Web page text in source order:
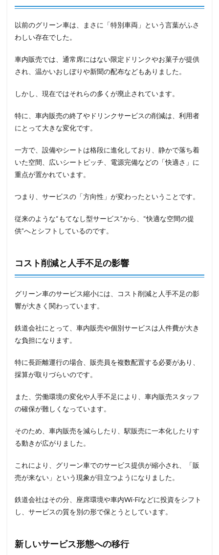
以前のグリーン車は、まさに「特別車両」という言葉がふさ
わしい存在でした。
車内販売では、通常席にはない限定ドリンクやお菓子が提供
され、温かいおしぼりや新聞の配布などもありました。
しかし、現在ではそれらの多くが廃止されています。
特に、車内販売の終了やドリンクサービスの削減は、利用者
にとって大きな変化です。
一方で、設備やシートは格段に進化しており、静かで落ち着
いた空間、広いシートピッチ、電源完備などの「快適さ」に
重点が置かれています。
つまり、サービスの「方向性」が変わったということです。
従来のような“もてなし型サービス”から、“快適な空間の提
供”へとシフトしているのです。
コスト削減と人手不足の影響
グリーン車のサービス縮小には、コスト削減と人手不足の影
響が大きく関わっています。
鉄道会社にとって、車内販売や個別サービスは人件費が大き
な負担になります。
特に長距離運行の場合、販売員を複数配置する必要があり、
採算が取りづらいのです。
また、労働環境の変化や人手不足により、車内販売スタッフ
の確保が難しくなっています。
そのため、車内販売を減らしたり、駅販売に一本化したりす
る動きが広がりました。
これにより、グリーン車でのサービス提供が縮小され、「販
売が来ない」という現象が目立つようになりました。
鉄道会社はその分、座席環境や車内Wi-Fiなどに投資をシフト
し、サービスの質を別の形で保とうとしています。
新しいサービス形態への移行